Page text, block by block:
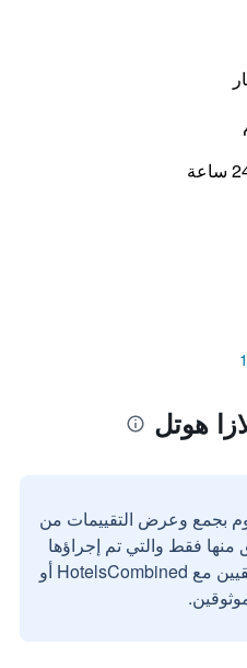
هوتل
بجمع وعرض التقييمات من
منها فقط والتي تم إجراؤها
بواسطة مستخدمين حقيقيين مع HotelsCombined أو